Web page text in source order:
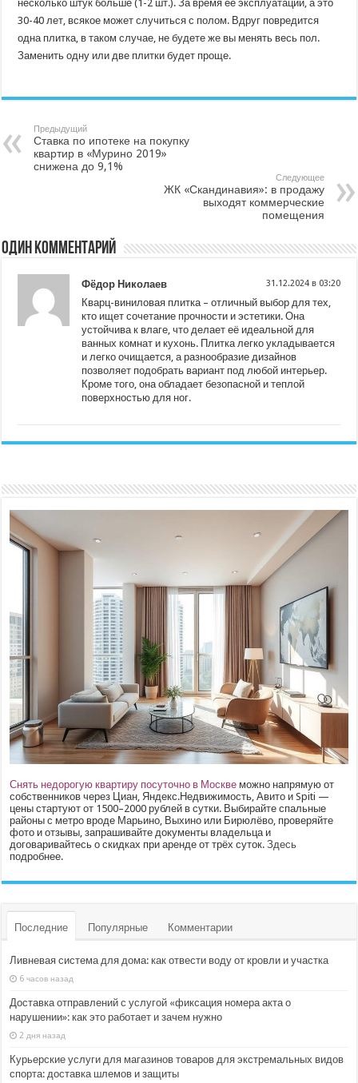
несколько штук больше (1-2 шт.). За время её эксплуатации, а это
30-40 лет, всякое может случиться с полом. Вдруг повредится
одна плитка, в таком случае, не будете же вы менять весь пол.
Заменить одну или две плитки будет проще.
Предыдущий
Ставка по ипотеке на покупку
квартир в «Мурино 2019»
снижена до 9,1%
Следующее
ЖК «Скандинавия»: в продажу
выходят коммерческие
помещения
Один комментарий
Фёдор Николаев 31.12.2024 в 03:20
Кварц-виниловая плитка – отличный выбор для тех,
кто ищет сочетание прочности и эстетики. Она
устойчива к влаге, что делает её идеальной для
ванных комнат и кухонь. Плитка легко укладывается
и легко очищается, а разнообразие дизайнов
позволяет подобрать вариант под любой интерьер.
Кроме того, она обладает безопасной и теплой
поверхностью для ног.
Снять недорогую квартиру посуточно в Москве можно напрямую от
собственников через Циан, Яндекс.Недвижимость, Авито и Spiti —
цены стартуют от 1500–2000 рублей в сутки. Выбирайте спальные
районы с метро вроде Марьино, Выхино или Бирюлёво, проверяйте
фото и отзывы, запрашивайте документы владельца и
договаривайтесь о скидках при аренде от трёх суток.Здесь
подробнее.
Последние Популярные Комментарии
Ливневая система для дома: как отвести воду от кровли и участка
6 часов назад
Доставка отправлений с услугой «фиксация номера акта о
нарушении»: как это работает и зачем нужно
2 дня назад
Курьерские услуги для магазинов товаров для экстремальных видов
спорта: доставка шлемов и защиты